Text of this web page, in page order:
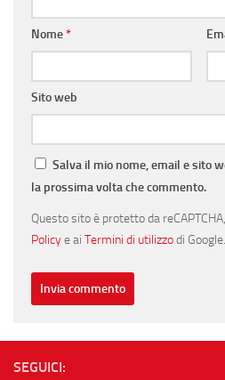
Nome*
Sito web
Salva il mio nome, email e sito
la prossima volta che commento.
Questo sito è protetto da
Policye ai Termini di utilizzodi Google.
SEGUICI: